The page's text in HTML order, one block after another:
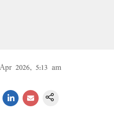
2026, 5:13 am